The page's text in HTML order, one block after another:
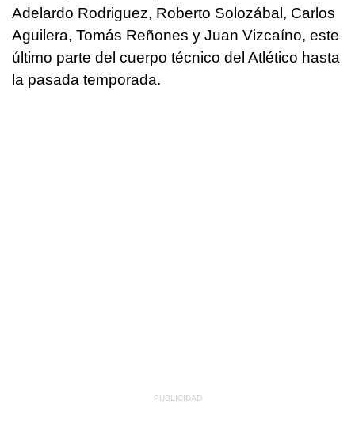
Adelardo Rodriguez, Roberto Solozábal, Carlos
Aguilera, Tomás Reñones y Juan Vizcaíno, este
último parte del cuerpo técnico del Atlético hasta
la pasada temporada.